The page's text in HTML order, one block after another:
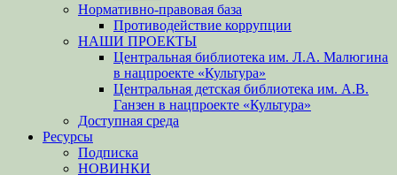
Нормативно-правовая база
Противодействие коррупции
НАШИ ПРОЕКТЫ
Центральная библиотека им. Л.А. Малюгина
в нацпроекте «Культура»
Центральная детская библиотека им. А.В.
Ганзен в нацпроекте «Культура»
Доступная среда
Ресурсы
Подписка
НОВИНКИ